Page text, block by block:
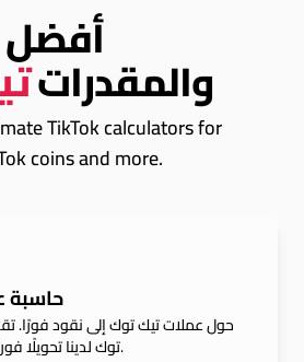
أفضل
والمقدرات
coins and more.
حاسبة
حول عملات تيك توك إلى نقود فورًا.
توك لدينا تحويلًا فوريًا إلى عملات متعددة.